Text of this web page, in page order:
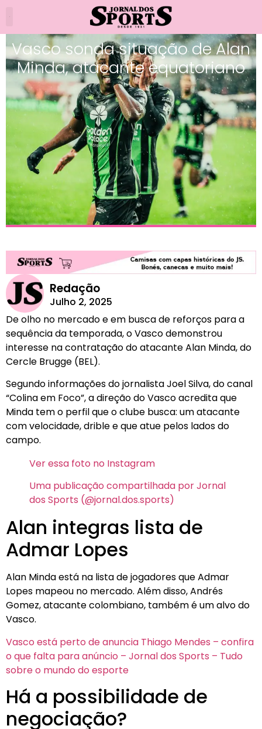
Vasco sonda situação de Alan
Minda, atacante equatoriano
Redação
Julho 2, 2025
De olho no mercado e em busca de reforços para a
sequência da temporada, o Vasco demonstrou
interesse na contratação do atacante Alan Minda, do
Cercle Brugge (BEL).
Segundo informações do jornalista Joel Silva, do canal
“Colina em Foco”, a direção do Vasco acredita que
Minda tem o perfil que o clube busca: um atacante
com velocidade, drible e que atue pelos lados do
campo.
Ver essa foto no Instagram
Uma publicação compartilhada por Jornal
dos Sports (@jornal.dos.sports)
Alan integras lista de
Admar Lopes
Alan Minda está na lista de jogadores que Admar
Lopes mapeou no mercado. Além disso, Andrés
Gomez, atacante colombiano, também é um alvo do
Vasco.
Vasco está perto de anuncia Thiago Mendes – confira
o que falta para anúncio – Jornal dos Sports – Tudo
sobre o mundo do esporte
Há a possibilidade de
negociação?